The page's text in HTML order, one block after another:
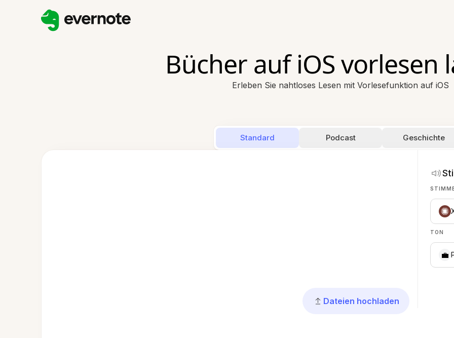
Bücher auf iOS vorlesen
Erleben Sie nahtloses Lesen mit Vorlesefunktion auf iOS
Standard Podcast Geschichte
Dateien hochladen
TON
💼